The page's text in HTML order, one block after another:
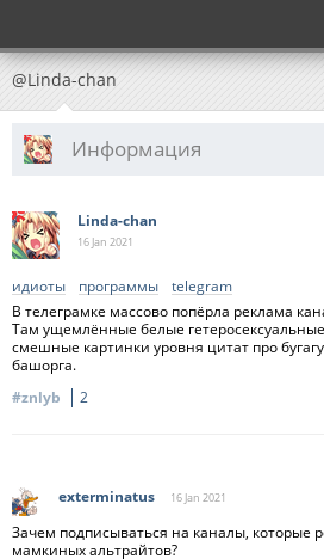
@Linda-chan
Информация
Linda-chan
16 Jan 2021
идиоты программы
telegram
В телеграмке массово попёрла реклама
Там ущемлённые белые
смешные картинки уровня цитат про
башорга.
#znlyb
2
exterminatus 16 Jan 2021
Зачем подписываться на каналы, которые
мамкиных альтрайтов?